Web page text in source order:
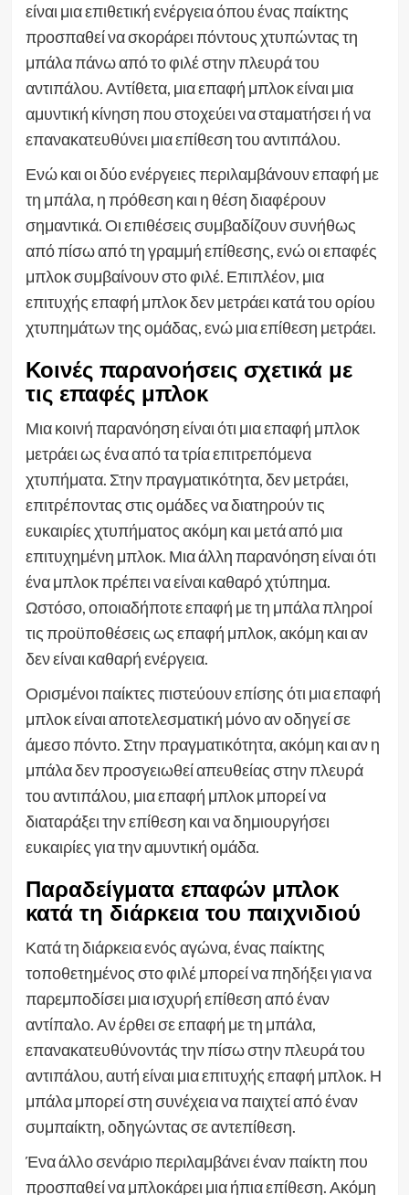
είναι μια επιθετική ενέργεια όπου ένας παίκτης
προσπαθεί να σκοράρει πόντους χτυπώντας τη
μπάλα πάνω από το φιλέ στην πλευρά του
αντιπάλου. Αντίθετα, μια επαφή μπλοκ είναι μια
αμυντική κίνηση που στοχεύει να σταματήσει ή να
επανακατευθύνει μια επίθεση του αντιπάλου.
Ενώ και οι δύο ενέργειες περιλαμβάνουν επαφή με
τη μπάλα, η πρόθεση και η θέση διαφέρουν
σημαντικά. Οι επιθέσεις συμβαδίζουν συνήθως
από πίσω από τη γραμμή επίθεσης, ενώ οι επαφές
μπλοκ συμβαίνουν στο φιλέ. Επιπλέον, μια
επιτυχής επαφή μπλοκ δεν μετράει κατά του ορίου
χτυπημάτων της ομάδας, ενώ μια επίθεση μετράει.
Κοινές παρανοήσεις σχετικά με
τις επαφές μπλοκ
Μια κοινή παρανόηση είναι ότι μια επαφή μπλοκ
μετράει ως ένα από τα τρία επιτρεπόμενα
χτυπήματα. Στην πραγματικότητα, δεν μετράει,
επιτρέποντας στις ομάδες να διατηρούν τις
ευκαιρίες χτυπήματος ακόμη και μετά από μια
επιτυχημένη μπλοκ. Μια άλλη παρανόηση είναι ότι
ένα μπλοκ πρέπει να είναι καθαρό χτύπημα.
Ωστόσο, οποιαδήποτε επαφή με τη μπάλα πληροί
τις προϋποθέσεις ως επαφή μπλοκ, ακόμη και αν
δεν είναι καθαρή ενέργεια.
Ορισμένοι παίκτες πιστεύουν επίσης ότι μια επαφή
μπλοκ είναι αποτελεσματική μόνο αν οδηγεί σε
άμεσο πόντο. Στην πραγματικότητα, ακόμη και αν η
μπάλα δεν προσγειωθεί απευθείας στην πλευρά
του αντιπάλου, μια επαφή μπλοκ μπορεί να
διαταράξει την επίθεση και να δημιουργήσει
ευκαιρίες για την αμυντική ομάδα.
Παραδείγματα επαφών μπλοκ
κατά τη διάρκεια του παιχνιδιού
Κατά τη διάρκεια ενός αγώνα, ένας παίκτης
τοποθετημένος στο φιλέ μπορεί να πηδήξει για να
παρεμποδίσει μια ισχυρή επίθεση από έναν
αντίπαλο. Αν έρθει σε επαφή με τη μπάλα,
επανακατευθύνοντάς την πίσω στην πλευρά του
αντιπάλου, αυτή είναι μια επιτυχής επαφή μπλοκ. Η
μπάλα μπορεί στη συνέχεια να παιχτεί από έναν
συμπαίκτη, οδηγώντας σε αντεπίθεση.
Ένα άλλο σενάριο περιλαμβάνει έναν παίκτη που
προσπαθεί να μπλοκάρει μια ήπια επίθεση. Ακόμη